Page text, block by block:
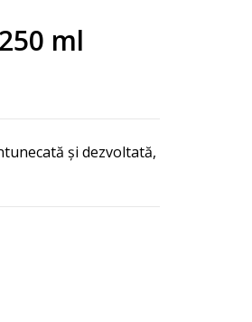
ml
și dezvoltată,